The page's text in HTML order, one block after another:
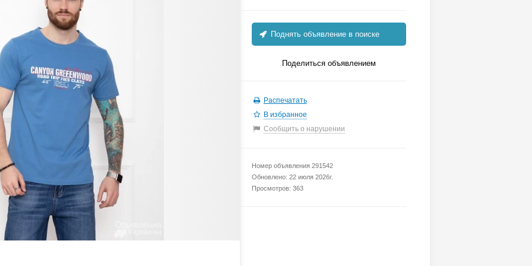
Поднять объявление в поиске
Поделиться объявлением
Распечатать
В избранное
Сообщить о нарушении
Номер объявления 291542
Обновлено: 22 июля 2026г.
Просмотров: 363